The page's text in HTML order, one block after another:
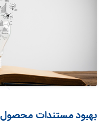
بهبود مستندات محصول